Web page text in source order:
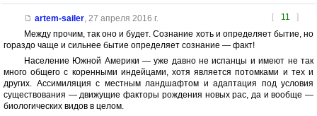
[ 11 ]
artem-sailer, 27 апреля 2016 г.
Между прочим, так оно и будет. Сознание хоть и определяет бытие, но
гораздо чаще и сильнее бытие определяет сознание — факт!
Население Южной Америки — уже давно не испанцы и имеют не так
много общего с коренными индейцами, хотя является потомками и тех и
других. Ассимиляция с местным ландшафтом и адаптация под условия
существования — движущие факторы рождения новых рас, да и вообще —
биологических видов в целом.